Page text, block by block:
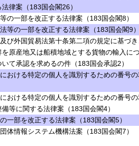
律案（183国会閣26）
の一部を改正する法律案（183国会閣8）
等の一部を改正する法律案（183国会閣9
び外国貿易法第十条第二項の規定に基づ
を原産地又は船積地域とする貨物の輸入に
て承認を求めるの件（183国会承認2）
おける特定の個人を識別するための番号
おける特定の個人を識別するための番号
等に関する法律案（183国会閣4）
一部を改正する法律案（183国会閣5）
体情報システム機構法案（183国会閣7）